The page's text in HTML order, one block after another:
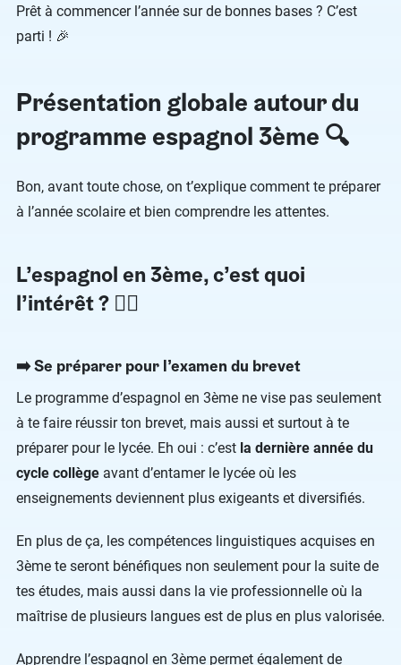
Prêt à commencer l’année sur de bonnes bases ? C’est
parti ! 🎉
Présentation globale autour du
programme espagnol 3ème 🔍
Bon, avant toute chose, on t’explique comment te préparer
à l’année scolaire et bien comprendre les attentes.
L’espagnol en 3ème, c’est quoi
l’intérêt ? 🤷‍♂️
➡️ Se préparer pour l’examen du brevet
Le programme d’espagnol en 3ème ne vise pas seulement
à te faire réussir ton brevet, mais aussi et surtout à te
préparer pour le lycée. Eh oui : c’est la dernière année du
cycle collège avant d’entamer le lycée où les
enseignements deviennent plus exigeants et diversifiés.
En plus de ça, les compétences linguistiques acquises en
3ème te seront bénéfiques non seulement pour la suite de
tes études, mais aussi dans la vie professionnelle où la
maîtrise de plusieurs langues est de plus en plus valorisée.
Apprendre l’espagnol en 3ème permet également de